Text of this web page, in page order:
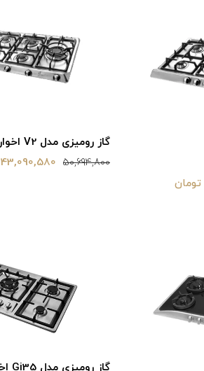
گاز رومیزی مدل V2 اخوان
50,694,800 43,090,580 تومان
گاز رومیزی مدل Gi35 اخوان